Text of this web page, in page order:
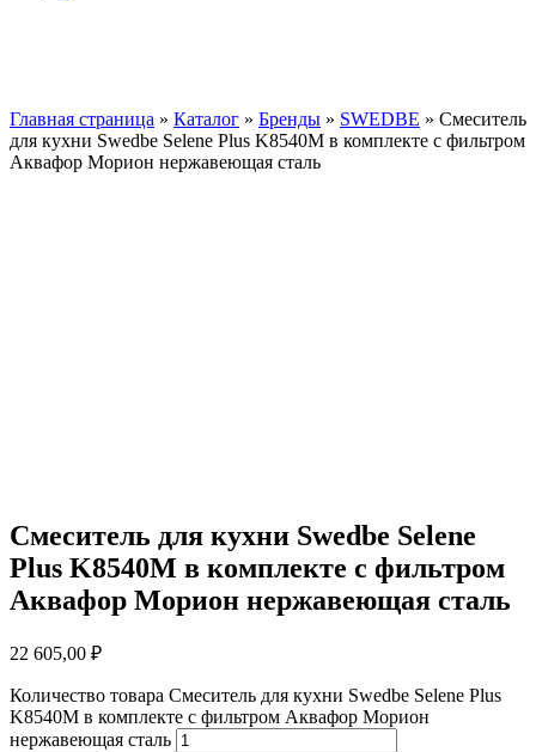
Главная страница » Каталог » Бренды » SWEDBE » Смеситель
для кухни Swedbe Selene Plus K8540М в комплекте с фильтром
Аквафор Морион нержавеющая сталь
Смеситель для кухни Swedbe Selene
Plus K8540М в комплекте с фильтром
Аквафор Морион нержавеющая сталь
22 605,00 ₽
Количество товара Смеситель для кухни Swedbe Selene Plus
K8540М в комплекте с фильтром Аквафор Морион
нержавеющая сталь